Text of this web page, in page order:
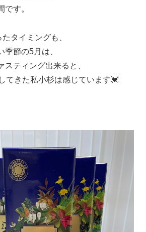
です。
タイミングも、
季節の5月は、
スティング出来ると、
てきた私小杉は感じています💓